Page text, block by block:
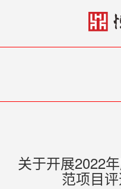
关于开展2022
范项目